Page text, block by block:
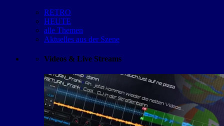
RETRO
HEUTE
alle Themen
Aktuelles aus der Szene
Videos & Live Streams